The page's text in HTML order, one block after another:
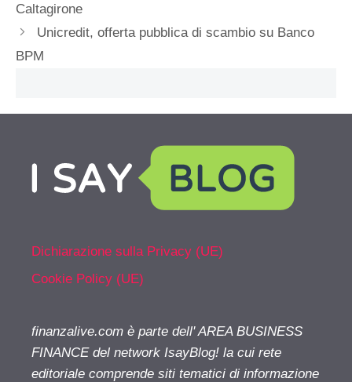
Caltagirone
Unicredit, offerta pubblica di scambio su Banco
BPM
Dichiarazione sulla Privacy (UE)
Cookie Policy (UE)
finanzalive.com è parte dell' AREA BUSINESS
FINANCE del network IsayBlog! la cui rete
editoriale comprende siti tematici di informazione